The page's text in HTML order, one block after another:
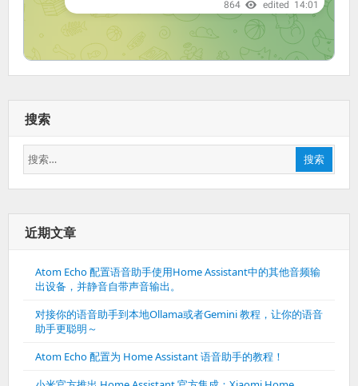
搜索
搜
索：
搜索
近期文章
Atom Echo 配置语音助手使用Home Assistant中的其他音频输
出设备，并静音自带声音输出。
对接你的语音助手到本地Ollama或者Gemini 教程，让你的语音
助手更聪明～
Atom Echo 配置为 Home Assistant 语音助手的教程！